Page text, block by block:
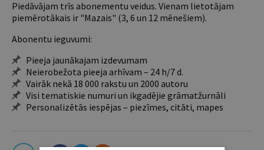
Piedāvājam trīs abonementu veidus. Vienam lietotājam
piemērotākais ir "Mazais" (3, 6 un 12 mēnešiem).
Abonentu ieguvumi:
Pieeja jaunākajam izdevumam
Neierobežota pieeja arhīvam – 24 h/7 d.
Vairāk nekā 18 000 rakstu un 2000 autoru
Visi tematiskie numuri un ikgadējie grāmatžurnāli
Personalizētās iespējas – piezīmes, citāti, mapes